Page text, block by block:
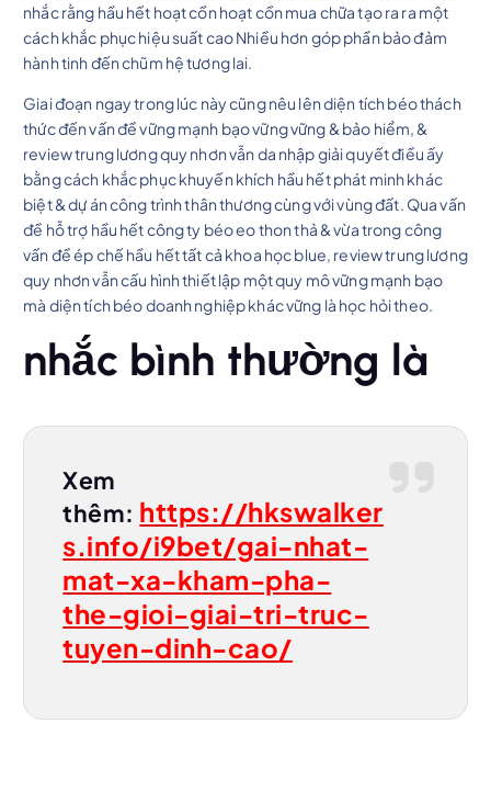
nhắc rằng hầu hết hoạt cồn hoạt cồn mua chữa tạo ra ra một
cách khắc phục hiệu suất cao Nhiều hơn góp phần bảo đảm
hành tinh đến chũm hệ tương lai.
Giai đoạn ngay trong lúc này cũng nêu lên diện tích béo thách
thức đến vấn đề vững mạnh bạo vững vững & bảo hiểm, &
review trung lương quy nhơn vẫn da nhập giải quyết điều ấy
bằng cách khắc phục khuyến khích hầu hết phát minh khác
biệt & dự án công trình thân thương cùng với vùng đất. Qua vấn
đề hỗ trợ hầu hết công ty béo eo thon thả & vừa trong công
vấn đề ép chế hầu hết tất cả khoa học blue, review trung lương
quy nhơn vẫn cấu hình thiết lập một quy mô vững mạnh bạo
mà diện tích béo doanh nghiệp khác vững là học hỏi theo.
nhắc bình thường là
Xem
thêm: https://hkswalker
s.info/i9bet/gai-nhat-
mat-xa-kham-pha-
the-gioi-giai-tri-truc-
tuyen-dinh-cao/